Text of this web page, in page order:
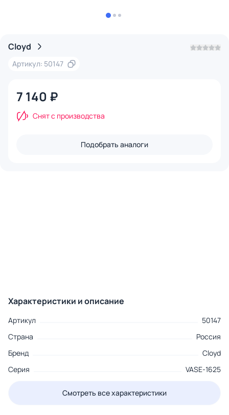
Cloyd
Артикул: 50147
7 140 ₽
Снят с производства
Подобрать аналоги
Характеристики и описание
Артикул
50147
Страна
Россия
Бренд
Cloyd
Серия
VASE-1625
Смотреть все характеристики